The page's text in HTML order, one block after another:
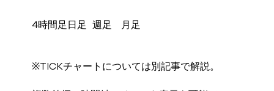
4時間足 日足 週足 月足
※TICKチャートについては別記事で解説。